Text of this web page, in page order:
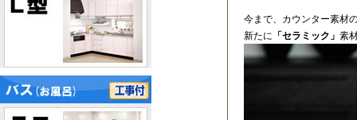
今まで、カウンター素材
新たに 「セラミック」 素